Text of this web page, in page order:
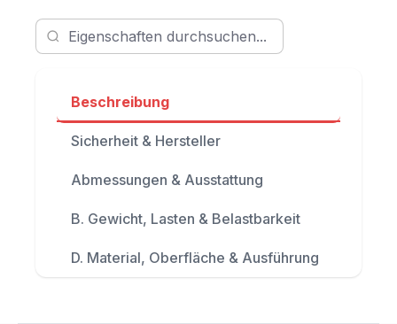
Beschreibung
Sicherheit & Hersteller
Abmessungen & Ausstattung
B. Gewicht, Lasten & Belastbarkeit
D. Material, Oberfläche & Ausführung